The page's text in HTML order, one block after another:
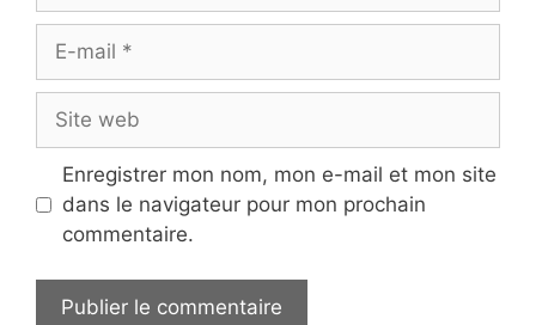
mail
web
Enregistrer mon nom, mon e-mail et mon site
dans le navigateur pour mon prochain
commentaire.